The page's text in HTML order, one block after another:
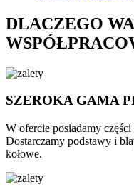
DLACZEGO
SZEROKA GAMA
W ofercie posiadamy
Dostarczamy podstawy i
kołowe.